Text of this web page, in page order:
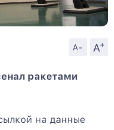
A- A
+
ракетами
на данные